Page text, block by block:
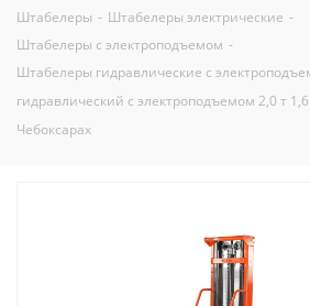
Штабелеры - Штабелеры электрические -
Штабелеры с электроподъемом -
Штабелеры гидравлические c
гидравлический с электроподъемом 2,0 т
Чебоксарах